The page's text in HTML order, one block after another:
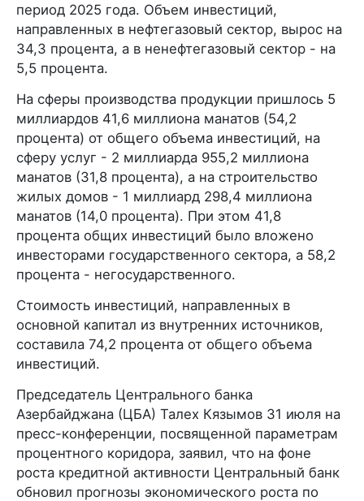
период 2025 года. Объем инвестиций,
направленных в нефтегазовый сектор, вырос на
34,3 процента, а в ненефтегазовый сектор - на
5,5 процента.
На сферы производства продукции пришлось 5
миллиардов 41,6 миллиона манатов (54,2
процента) от общего объема инвестиций, на
сферу услуг - 2 миллиарда 955,2 миллиона
манатов (31,8 процента), а на строительство
жилых домов - 1 миллиард 298,4 миллиона
манатов (14,0 процента). При этом 41,8
процента общих инвестиций было вложено
инвесторами государственного сектора, а 58,2
процента - негосударственного.
Стоимость инвестиций, направленных в
основной капитал из внутренних источников,
составила 74,2 процента от общего объема
инвестиций.
Председатель Центрального банка
Азербайджана (ЦБА) Талех Кязымов 31 июля на
пресс-конференции, посвященной параметрам
процентного коридора, заявил, что на фоне
роста кредитной активности Центральный банк
обновил прогнозы экономического роста по